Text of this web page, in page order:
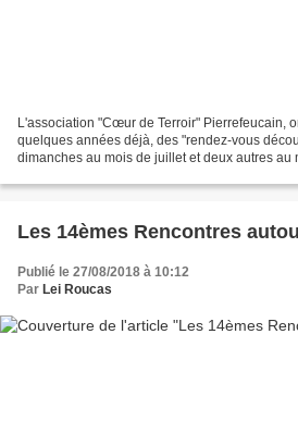
L'association "Cœur de Terroir" Pierrefeucain,
quelques années déjà, des "rendez-vous
dimanches au mois de juillet et deux autres au
Les 14èmes Rencontres
Publié le 27/08/2018 à 10:12
Par Lei Roucas